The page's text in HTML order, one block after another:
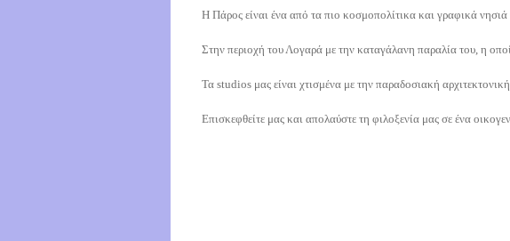
H Πάρος είναι ένα από τα πιο κοσμοπολίτικα και γραφικά
Στην περιοχή του Λογαρά με την καταγάλανη παραλία του, η
Τα studios μας είναι χτισμένα με την παραδοσιακή
Επισκεφθείτε μας και απολαύστε τη φιλοξενία μας σε ένα